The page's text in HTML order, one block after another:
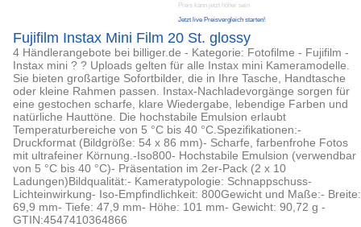
Preis kann jetzt höher sein
Jetzt live Preisvergleich starten!
Fujifilm Instax Mini Film 20 St. glossy
4 Händlerangebote bei billiger.de - Kategorie: Fotofilme - Fujifilm -
Instax mini ? ? Uploads gelten für alle Instax mini Kameramodelle.
Sie bieten großartige Sofortbilder, die in Ihre Tasche, Handtasche
oder kleine Rahmen passen. Instax-Nachladevorgänge sorgen für
eine gestochen scharfe, klare Wiedergabe, lebendige Farben und
natürliche Hauttöne. Die hochstabile Emulsion erlaubt
Temperaturbereiche von 5 °C bis 40 °C.Spezifikationen:-
Druckformat (Bildgröße: 54 x 86 mm)- Scharfe, farbenfrohe Fotos
mit ultrafeiner Körnung.-Iso800- Hochstabile Emulsion (verwendbar
von 5 °C bis 40 °C)- Präsentation im 2er-Pack (2 x 10
Ladungen)Bildqualität:- Kameratypologie: Schnappschuss-
Lichteinwirkung- Iso-Empfindlichkeit: 800Gewicht und Maße:- Breite:
69,9 mm- Tiefe: 47,9 mm- Höhe: 101 mm- Gewicht: 90,72 g -
GTIN:4547410364866